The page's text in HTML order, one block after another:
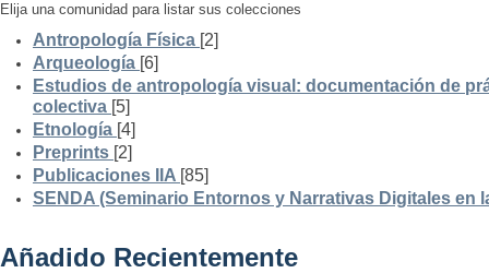
Elija una comunidad para listar sus colecciones
Antropología Física [2]
Arqueología [6]
Estudios de antropología visual: documentación de
colectiva [5]
Etnología [4]
Preprints [2]
Publicaciones IIA [85]
SENDA (Seminario Entornos y Narrativas Digitales en
Añadido Recientemente